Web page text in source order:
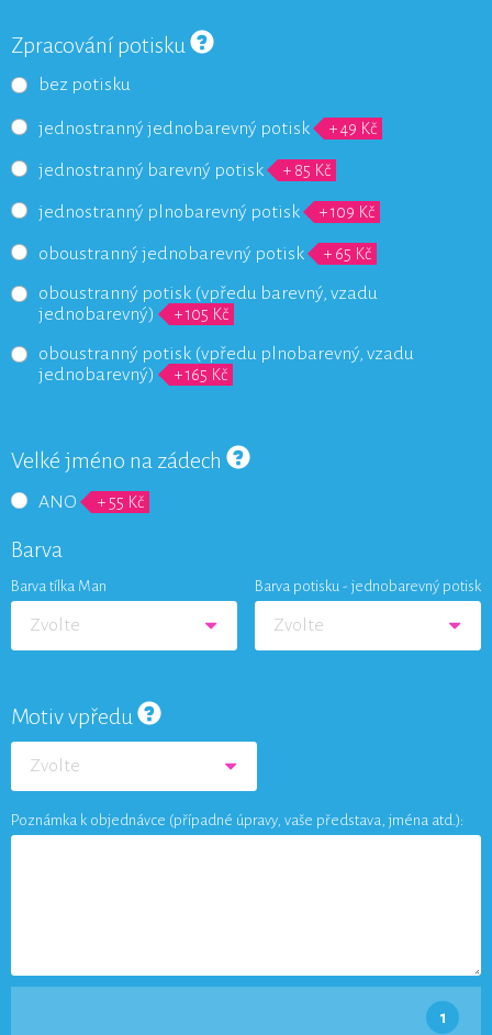
Zpracování potisku
bez potisku
jednostranný jednobarevný potisk + 49 Kč
jednostranný barevný potisk + 85 Kč
jednostranný plnobarevný potisk + 109 Kč
oboustranný jednobarevný potisk + 65 Kč
oboustranný potisk (vpředu barevný, vzadu
jednobarevný)
+ 105 Kč
oboustranný potisk (vpředu plnobarevný, vzadu
jednobarevný)
+ 165 Kč
Velké jméno na zádech
ANO + 55 Kč
Barva
Barva tílka Man
Zvolte
Barva potisku - jednobarevný potisk
Zvolte
Motiv vpředu
Zvolte
Poznámka k objednávce (případné úpravy, vaše představa, jména atd.):
1